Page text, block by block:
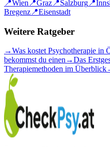
📍Wien 📍Graz 📍Salzburg 📍
Bregenz 📍Eisenstadt
Weitere Ratgeber
→Was kostet Psychotherapie in
bekommst du einen→Das
Therapiemethoden im Überblick